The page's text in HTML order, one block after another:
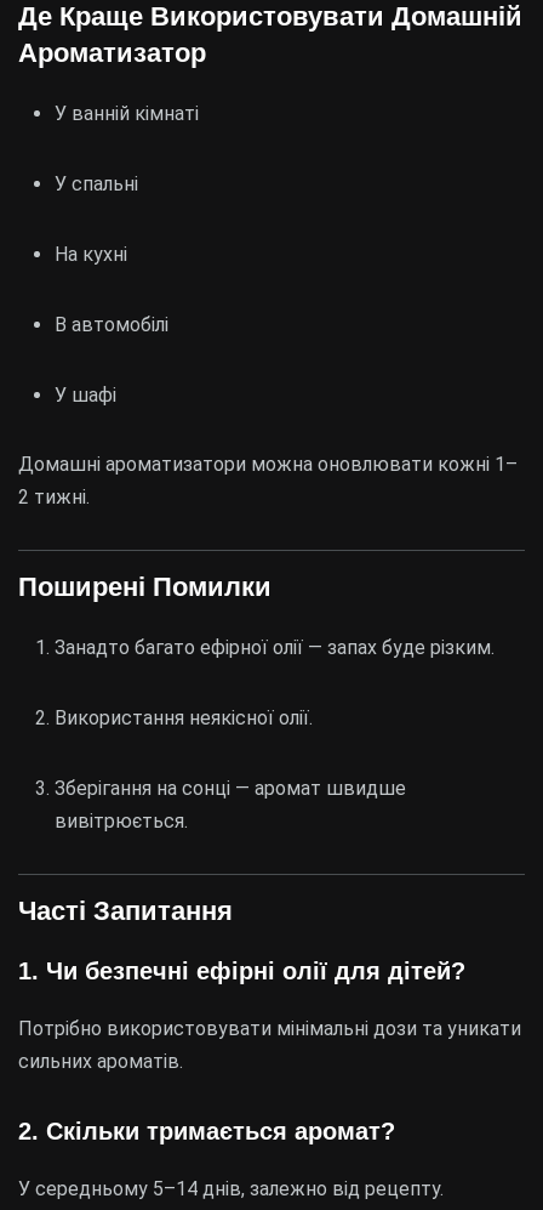
Де Краще Використовувати Домашній
Ароматизатор
У ванній кімнаті
У спальні
На кухні
В автомобілі
У шафі
Домашні ароматизатори можна оновлювати кожні 1–
2 тижні.
Поширені Помилки
Занадто багато ефірної олії — запах буде різким.
Використання неякісної олії.
Зберігання на сонці — аромат швидше
вивітрюється.
Часті Запитання
1. Чи безпечні ефірні олії для дітей?
Потрібно використовувати мінімальні дози та уникати
сильних ароматів.
2. Скільки тримається аромат?
У середньому 5–14 днів, залежно від рецепту.